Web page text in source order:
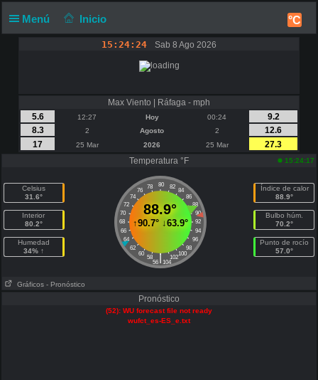
Menú Inicio °C
15:24:24 Sab 8 Ago 2026
Max Viento | Ráfaga - mph
5.6
12:27 Hoy 00:24
9.2
8.3
2 Agosto 2
12.6
17
25 Mar 2026 25 Mar
27.3
Temperatura °F
15:24:17
Celsius
31.6°
Interior
80.2°
Humedad
34% ↑
80
78 82
76
84
74
86
72
88
70
90
68
92
66
94
64
96
62
98
60
100
58 102
|
56 104
88.9°
↑90.7°↓63.9°
Índice de calor
88.9°
Bulbo húm.
70.2°
Punto de rocío
57.0°
Gráficos - Pronóstico
Pronóstico
(52): WU forecast file not ready
wufct_es-ES_e.txt